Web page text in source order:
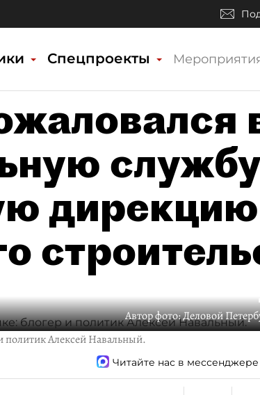
Спецпроекты
дирекцию
Автор фото:Деловой
Алексей Навальный.
Читайте нас в мессенджере